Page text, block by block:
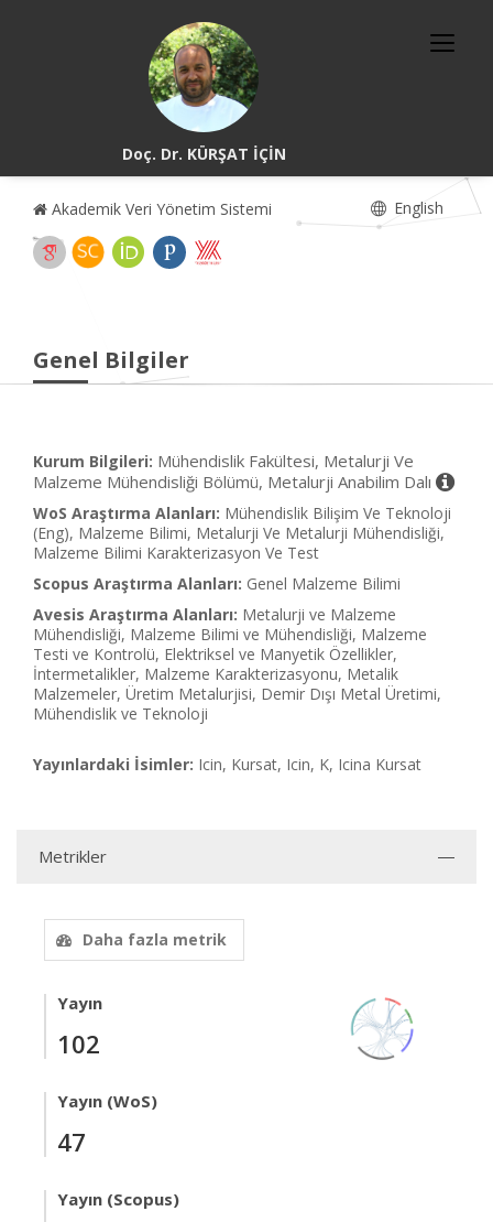
Doç. Dr. KÜRŞAT İÇİN
Akademik Veri Yönetim Sistemi English
Genel Bilgiler
Kurum Bilgileri: Mühendislik Fakültesi, Metalurji Ve
Malzeme Mühendisliği Bölümü, Metalurji Anabilim Dalı
WoS Araştırma Alanları: Mühendislik Bilişim Ve Teknoloji
(Eng), Malzeme Bilimi, Metalurji Ve Metalurji Mühendisliği,
Malzeme Bilimi Karakterizasyon Ve Test
Scopus Araştırma Alanları: Genel Malzeme Bilimi
Avesis Araştırma Alanları: Metalurji ve Malzeme
Mühendisliği, Malzeme Bilimi ve Mühendisliği, Malzeme
Testi ve Kontrolü, Elektriksel ve Manyetik Özellikler,
İntermetalikler, Malzeme Karakterizasyonu, Metalik
Malzemeler, Üretim Metalurjisi, Demir Dışı Metal Üretimi,
Mühendislik ve Teknoloji
Yayınlardaki İsimler: Icin, Kursat, Icin, K, Icina Kursat
Metrikler
Daha fazla metrik
Yayın
102
Yayın (WoS)
47
Yayın (Scopus)